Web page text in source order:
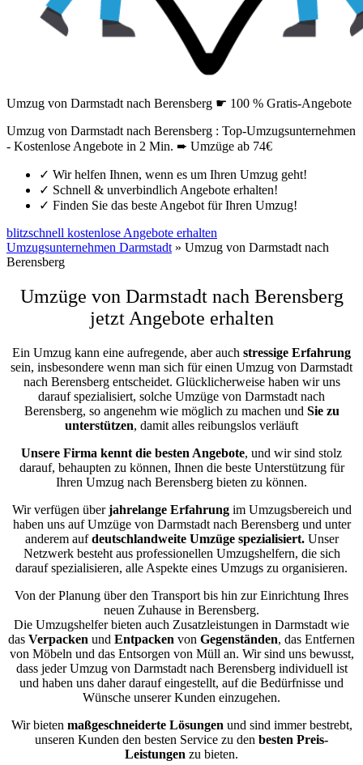
Umzug von Darmstadt nach Berensberg ☛ 100 % Gratis-Angebote
Umzug von Darmstadt nach Berensberg : Top-Umzugsunternehmen
- Kostenlose Angebote in 2 Min. ➨ Umzüge ab 74€
✓ Wir helfen Ihnen, wenn es um Ihren Umzug geht!
✓ Schnell & unverbindlich Angebote erhalten!
✓ Finden Sie das beste Angebot für Ihren Umzug!
blitzschnell kostenlose Angebote erhalten
Umzugsunternehmen Darmstadt » Umzug von Darmstadt nach
Berensberg
Umzüge von Darmstadt nach Berensberg
jetzt Angebote erhalten
Ein Umzug kann eine aufregende, aber auch stressige Erfahrung
sein, insbesondere wenn man sich für einen Umzug von Darmstadt
nach Berensberg entscheidet. Glücklicherweise haben wir uns
darauf spezialisiert, solche Umzüge von Darmstadt nach
Berensberg, so angenehm wie möglich zu machen und Sie zu
unterstützen, damit alles reibungslos verläuft
Unsere Firma kennt die besten Angebote, und wir sind stolz
darauf, behaupten zu können, Ihnen die beste Unterstützung für
Ihren Umzug nach Berensberg bieten zu können.
Wir verfügen überjahrelange Erfahrungim Umzugsbereich und
haben uns auf Umzüge von Darmstadt nach Berensberg und unter
anderem aufdeutschlandweite Umzüge spezialisiert.Unser
Netzwerk besteht aus professionellen Umzugshelfern, die sich
darauf spezialisieren, alle Aspekte eines Umzugs zu organisieren.
Von der Planung über den Transport bis hin zur Einrichtung Ihres
neuen Zuhause in Berensberg.
Die Umzugshelfer bieten auch Zusatzleistungen in Darmstadt wie
das Verpacken und Entpacken von Gegenständen, das Entfernen
von Möbeln und das Entsorgen von Müll an. Wir sind uns bewusst,
dass jeder Umzug von Darmstadt nach Berensberg individuell ist
und haben uns daher darauf eingestellt, auf die Bedürfnisse und
Wünsche unserer Kunden einzugehen.
Wir bieten maßgeschneiderte Lösungen und sind immer bestrebt,
unseren Kunden den besten Service zu den besten Preis-
Leistungen zu bieten.